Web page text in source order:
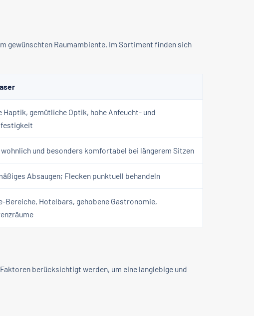
gewünschten Raumambiente. Im Sortiment finden sich
Haptik, gemütliche Optik, hohe Anfeucht- und
und besonders komfortabel bei längerem Sitzen
Absaugen; Flecken punktuell behandeln
Bereiche, Hotelbars, gehobene Gastronomie,
berücksichtigt werden, um eine langlebige und